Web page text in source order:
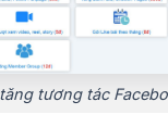
tương tác